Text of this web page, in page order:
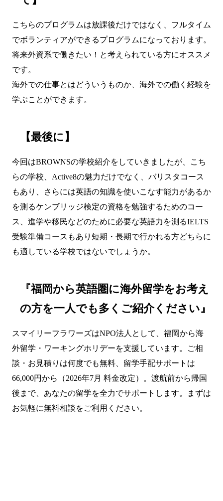
こちらのプログラムは放課後だけではなく、フルタイム
でボランティアができるプログラムになっております。
将来外資系で働きたい！と考えられている方にオススメ
です。
海外での仕事とはどういうものか、海外での働く経験を
学ぶことができます。
【最後に】
今回はBROWNSの学校紹介をしていきましたが、こち
らの学校、Active8の魅力だけでなく、バリスタコース
もあり、さらには英語の知識を使いこなす能力があるか
を測るケンブリッジ検定の資格を勉強するためのコー
ス、進学や移民などのために必要な英語力を測るIELTS
受験準備コースもあり短期・長期で行かれる方どちらに
も適している学校ではないでしょうか。
『福岡から英語圏に海外留学をお考え
の方を一人でも多くご紹介ください』
スマイリーフラワーズはNPO法人として、福岡から海
外留学・ワーキングホリデーを支援しています。ご相
談・お見積りは何度でも無料、留学手配サポートは
66,000円から（2026年7月 料金改定）。渡航前から帰国
後まで、あなたの留学を全力でサポートします。まずは
お気軽に無料相談をご利用ください。